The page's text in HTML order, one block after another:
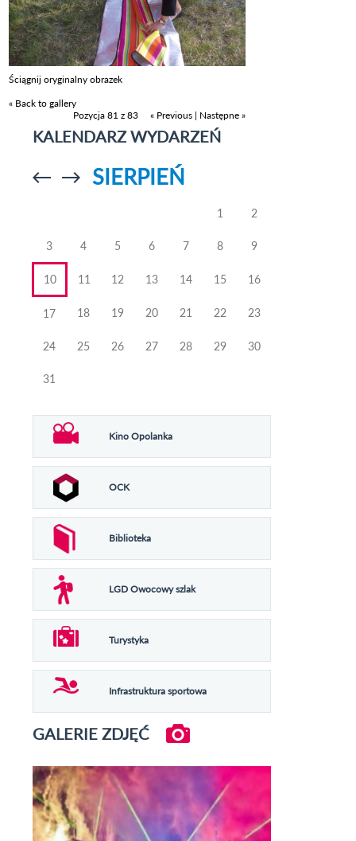
Ściągnij oryginalny obrazek
« Back to gallery
Pozycja 81 z 83
« Previous | Następne »
KALENDARZ WYDARZEŃ
Przejdź doPrzejdź do
SIERPIEŃ
1 2
3 4 5 6 7 8 9
10 11 12 13 14 15 16
17 18 19 20 21 22 23
24 25 26 27 28 29 30
31
Kino Opolanka
OCK
Biblioteka
LGD Owocowy szlak
Turystyka
Infrastruktura sportowa
GALERIE ZDJĘĆ